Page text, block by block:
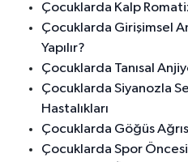
Çocuklarda Kalp
Çocuklarda Girişimsel
Yapılır?
Çocuklarda Tanısal
Çocuklarda Siyanozla
Hastalıkları
Çocuklarda Göğüs
Çocuklarda Spor